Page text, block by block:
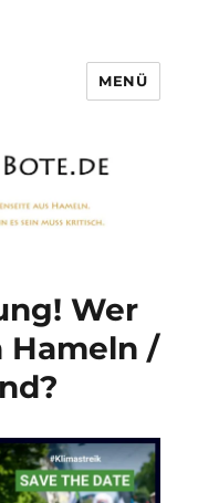
MENÜ
Wer
Hameln /